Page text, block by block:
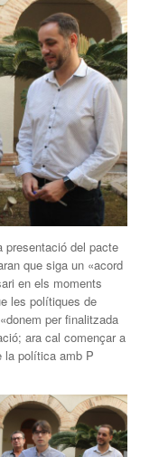
presentació del pacte
que siga un «acord
en els moments
les polítiques de
per finalitzada
ara cal començar a
la política amb P